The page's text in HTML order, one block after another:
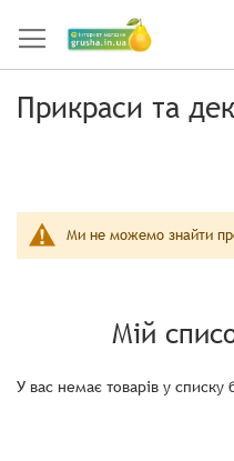
Прикраси та
Ми не можемо знайти
Мій
У вас немає товарів у списку